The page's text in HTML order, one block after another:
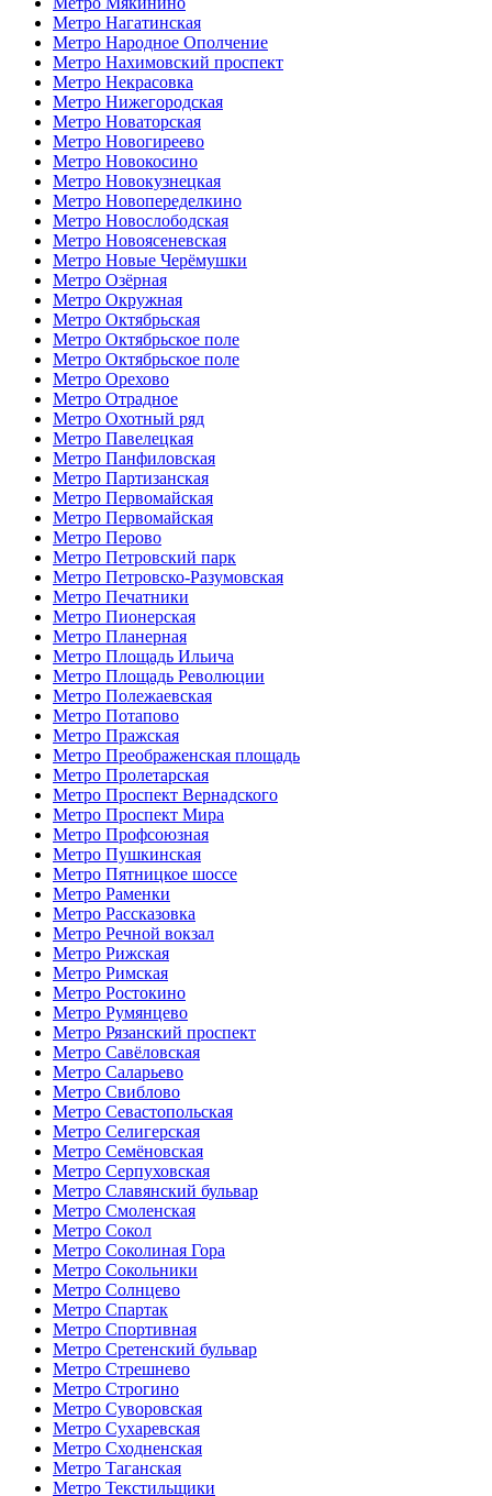
Метро Нагатинская
Метро Народное Ополчение
Метро Нахимовский проспект
Метро Некрасовка
Метро Нижегородская
Метро Новаторская
Метро Новогиреево
Метро Новокосино
Метро Новокузнецкая
Метро Новопеределкино
Метро Новослободская
Метро Новоясеневская
Метро Новые Черёмушки
Метро Озёрная
Метро Окружная
Метро Октябрьская
Метро Октябрьское поле
Метро Октябрьское поле
Метро Орехово
Метро Отрадное
Метро Охотный ряд
Метро Павелецкая
Метро Панфиловская
Метро Партизанская
Метро Первомайская
Метро Первомайская
Метро Перово
Метро Петровский парк
Метро Петровско-Разумовская
Метро Печатники
Метро Пионерская
Метро Планерная
Метро Площадь Ильича
Метро Площадь Революции
Метро Полежаевская
Метро Потапово
Метро Пражская
Метро Преображенская площадь
Метро Пролетарская
Метро Проспект Вернадского
Метро Проспект Мира
Метро Профсоюзная
Метро Пушкинская
Метро Пятницкое шоссе
Метро Раменки
Метро Рассказовка
Метро Речной вокзал
Метро Рижская
Метро Римская
Метро Ростокино
Метро Румянцево
Метро Рязанский проспект
Метро Савёловская
Метро Саларьево
Метро Свиблово
Метро Севастопольская
Метро Селигерская
Метро Семёновская
Метро Серпуховская
Метро Славянский бульвар
Метро Смоленская
Метро Сокол
Метро Соколиная Гора
Метро Сокольники
Метро Солнцево
Метро Спартак
Метро Спортивная
Метро Сретенский бульвар
Метро Стрешнево
Метро Строгино
Метро Суворовская
Метро Сухаревская
Метро Сходненская
Метро Таганская
Метро Текстильщики